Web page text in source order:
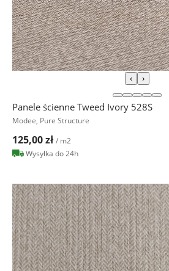
‹ ›
Panele ścienne Tweed Ivory 528S
Modee, Pure Structure
125,00 zł / m2
Wysyłka do 24h